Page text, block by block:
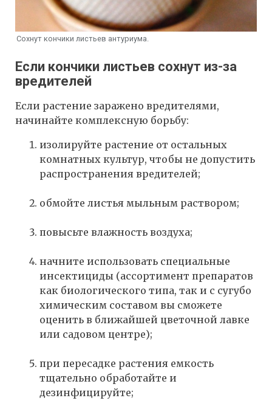
Сохнут кончики листьев антуриума.
Если кончики листьев сохнут из-за
вредителей
Если растение заражено вредителями,
начинайте комплексную борьбу:
изолируйте растение от остальных
комнатных культур, чтобы не допустить
распространения вредителей;
обмойте листья мыльным раствором;
повысьте влажность воздуха;
начните использовать специальные
инсектициды (ассортимент препаратов
как биологического типа, так и с сугубо
химическим составом вы сможете
оценить в ближайшей цветочной лавке
или садовом центре);
при пересадке растения емкость
тщательно обработайте и
дезинфицируйте;